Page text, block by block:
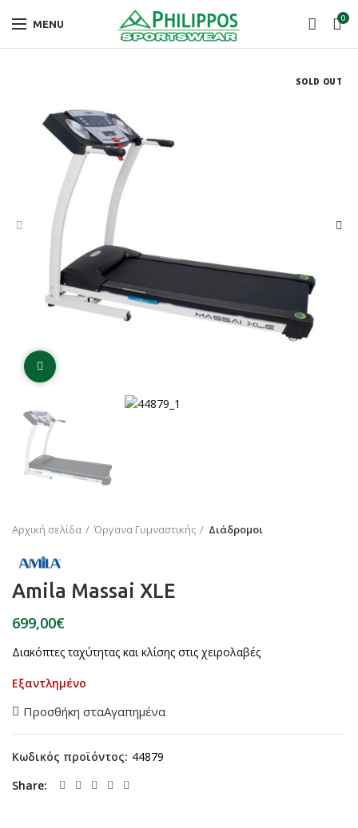
MENU 0
SOLD OUT
Αρχική σελίδα Όργανα Γυμναστικής Διάδρομοι
Amila Massai XLE
€
Διακόπτες ταχύτητας και κλίσης στις χειρολαβές
Εξαντλημένο
Προσθήκη σταΑγαπημένα
Κωδικός προϊόντος: 44879
Share